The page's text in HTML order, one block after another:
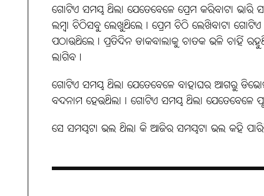
ଗୋଟିଏ ସମୟ ଥିଲା ଯେତେବେଳେ ପ୍ରେମ କରିବାଟା ଭାରି
ଲମ୍ବା ଚିଠିସବୁ ଲେଖୁଥିଲେ। ପ୍ରେମ ଚିଠି ଲେଖିବାଟା
ପଠାଉଥିଲେ। ପ୍ରତିଦିନ ଡାକବାଲାକୁ ଚାତକ ଭଳି
ଲାଗିବ।
ଗୋଟିଏ ସମୟ ଥିଲା ଯେତେବେଳେ ବାହାଘର ଆଗରୁ
ବଦନାମ ହେଉଥିଲା। ଗୋଟିଏ ସମୟ ଥିଲା ଯେତେବେଳେ
ସେ ସମୟଟା ଭଲ ଥିଲା କି ଆଜିର ସମୟଟା ଭଲ କହି